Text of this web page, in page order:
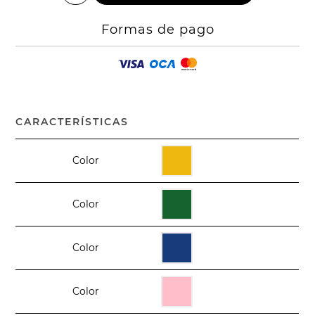
Formas de pago
CARACTERÍSTICAS
Color
Color
Color
Color